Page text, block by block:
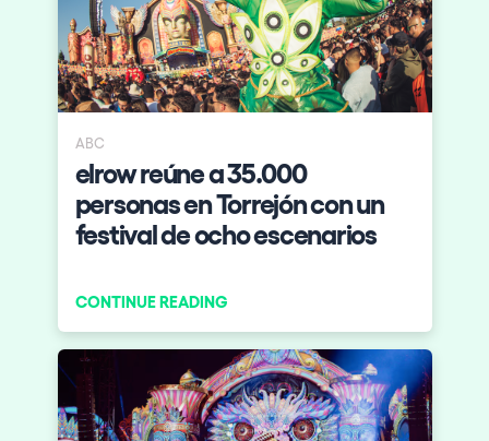
ABC
elrow reúne a 35.000
personas en Torrejón con un
festival de ocho escenarios
CONTINUE READING